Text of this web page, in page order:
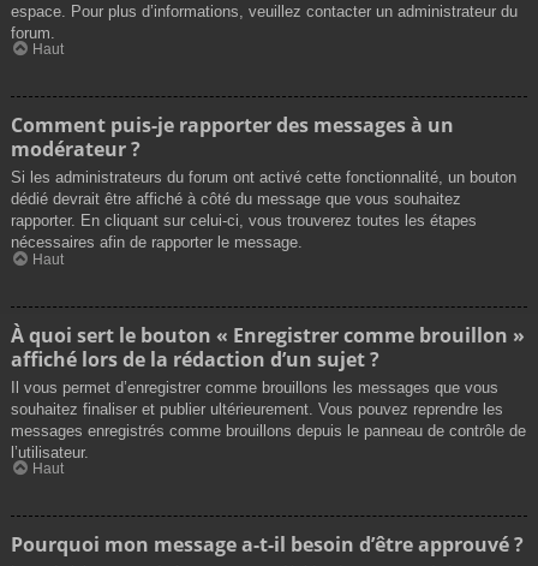
espace. Pour plus d’informations, veuillez contacter un administrateur du
forum.
Haut
Comment puis-je rapporter des messages à un
modérateur ?
Si les administrateurs du forum ont activé cette fonctionnalité, un bouton
dédié devrait être affiché à côté du message que vous souhaitez
rapporter. En cliquant sur celui-ci, vous trouverez toutes les étapes
nécessaires afin de rapporter le message.
Haut
À quoi sert le bouton « Enregistrer comme brouillon »
affiché lors de la rédaction d’un sujet ?
Il vous permet d’enregistrer comme brouillons les messages que vous
souhaitez finaliser et publier ultérieurement. Vous pouvez reprendre les
messages enregistrés comme brouillons depuis le panneau de contrôle de
l’utilisateur.
Haut
Pourquoi mon message a-t-il besoin d’être approuvé ?